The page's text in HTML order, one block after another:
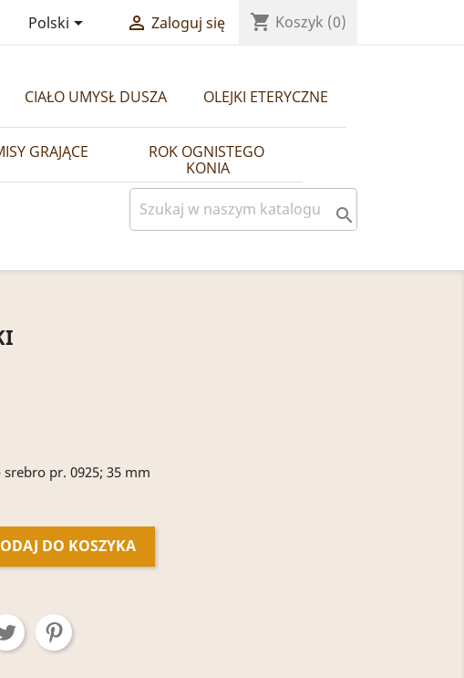
Polski  Zaloguj się shopping_cart Koszyk (0)
CIAŁO UMYSŁ DUSZA OLEJKI ETERYCZNE
GRAJĄCE
ROK OGNISTEGO
KONIA

pr. 0925; 35 mm
DO KOSZYKA